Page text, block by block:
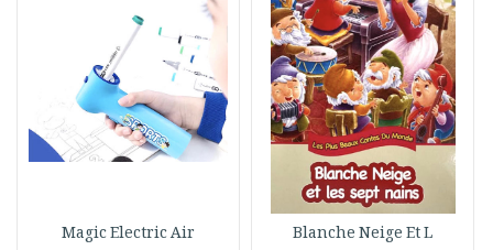
Blanche Neige Et L
Magic Electric Air